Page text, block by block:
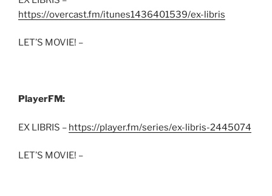
https://overcast.fm/itunes1436401539/ex-libris
LET’S MOVIE! –
PlayerFM:
EX LIBRIS – https://player.fm/series/ex-libris-2445074
LET’S MOVIE! –